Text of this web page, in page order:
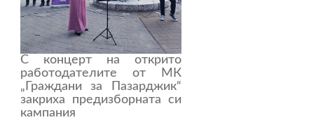
С концерт на открито
работодателите от МК
„Граждани за Пазарджик“
закриха предизборната си
кампания